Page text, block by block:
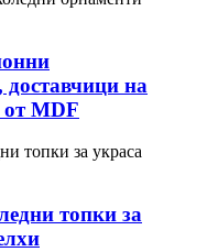
доставчици на
MDF
топки за